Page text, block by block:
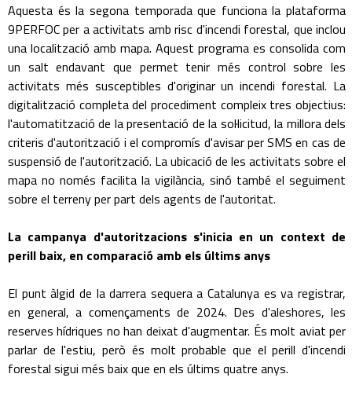
Aquesta és la segona temporada que funciona la plataforma
9PERFOC per a activitats amb risc d'incendi forestal, que inclou
una localització amb mapa. Aquest programa es consolida com
un salt endavant que permet tenir més control sobre les
activitats més susceptibles d'originar un incendi forestal. La
digitalització completa del procediment compleix tres objectius:
l'automatització de la presentació de la sol·licitud, la millora dels
criteris d'autorització i el compromís d'avisar per SMS en cas de
suspensió de l'autorització. La ubicació de les activitats sobre el
mapa no només facilita la vigilància, sinó també el seguiment
sobre el terreny per part dels agents de l'autoritat.
La campanya d'autoritzacions s'inicia en un context de
perill baix, en comparació amb els últims anys
El punt àlgid de la darrera sequera a Catalunya es va registrar,
en general, a començaments de 2024. Des d'aleshores, les
reserves hídriques no han deixat d'augmentar. És molt aviat per
parlar de l'estiu, però és molt probable que el perill d'incendi
forestal sigui més baix que en els últims quatre anys.